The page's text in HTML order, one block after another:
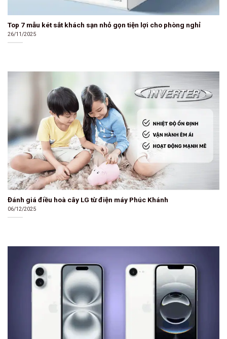
Top 7 mẫu két sắt khách sạn nhỏ gọn tiện lợi cho phòng nghỉ
26/11/2025
Đánh giá điều hoà cây LG từ điện máy Phúc Khánh
06/12/2025